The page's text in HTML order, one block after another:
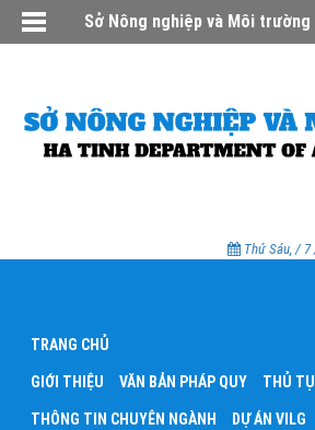
Sở Nông nghiệp và Môi
Thứ Sáu, /
TRANG CHỦ
GIỚI THIỆU VĂN BẢN PHÁP QUY THỦ
THÔNG TIN CHUYÊN NGÀNH DỰ ÁN VILG